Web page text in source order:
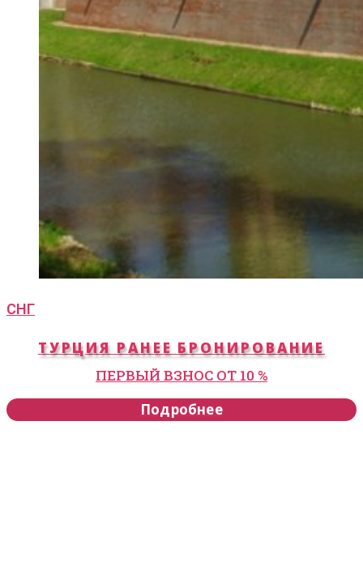
СНГ
ТУРЦИЯ РАНЕЕ БРОНИРОВАНИЕ
ПЕРВЫЙ ВЗНОС ОТ 10 %
Подробнее